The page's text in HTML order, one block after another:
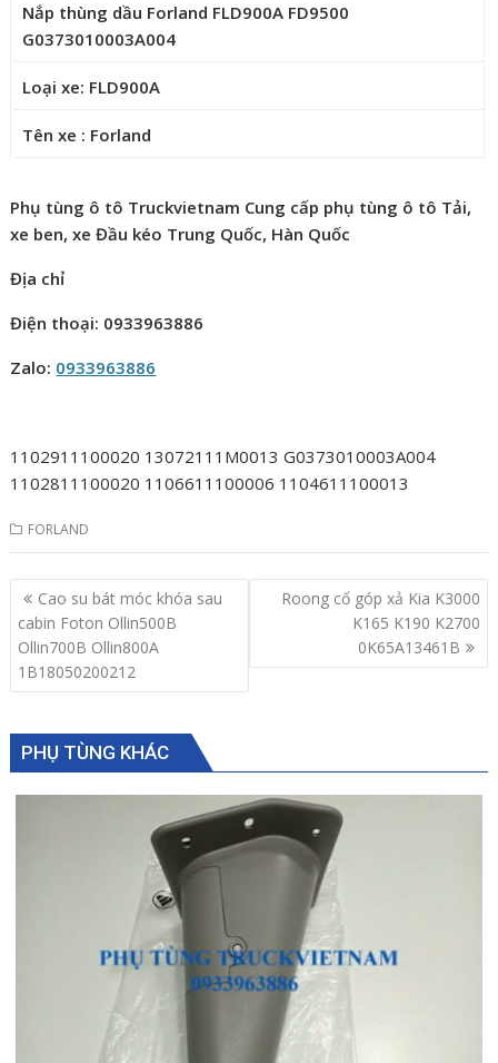
Nắp thùng dầu Forland FLD900A FD9500
G0373010003A004
Loại xe: FLD900A
Tên xe : Forland
Phụ tùng ô tô Truckvietnam Cung cấp phụ tùng ô tô Tải,
xe ben, xe Đầu kéo Trung Quốc, Hàn Quốc
Địa chỉ
Điện thoại: 0933963886
Zalo: 0933963886
1102911100020 13072111M0013 G0373010003A004
1102811100020 1106611100006 1104611100013
FORLAND
Post
navigation
Cao su bát móc khóa sau
cabin Foton Ollin500B
Ollin700B Ollin800A
1B18050200212
Roong cổ góp xả Kia K3000
K165 K190 K2700
0K65A13461B
PHỤ TÙNG KHÁC